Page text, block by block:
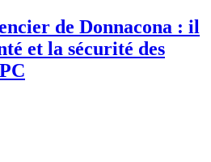
de Donnacona : il
et la sécurité des